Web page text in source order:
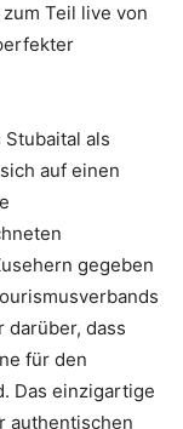
Teil live von
als
auf einen
gegeben
darüber, dass
für den
Das einzigartige
authentischen